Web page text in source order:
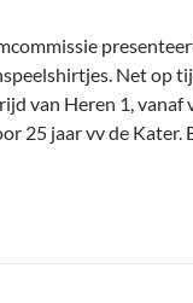
Net op
van Heren 1, vanaf
25 jaar vv de Kater.